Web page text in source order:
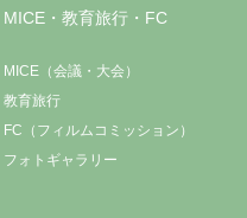
MICE・教育旅行・FC
MICE（会議・大会）
教育旅行
FC（フィルムコミッション）
フォトギャラリー